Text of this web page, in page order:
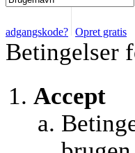
adgangskode? Opret gratis
Betingelser
Accept